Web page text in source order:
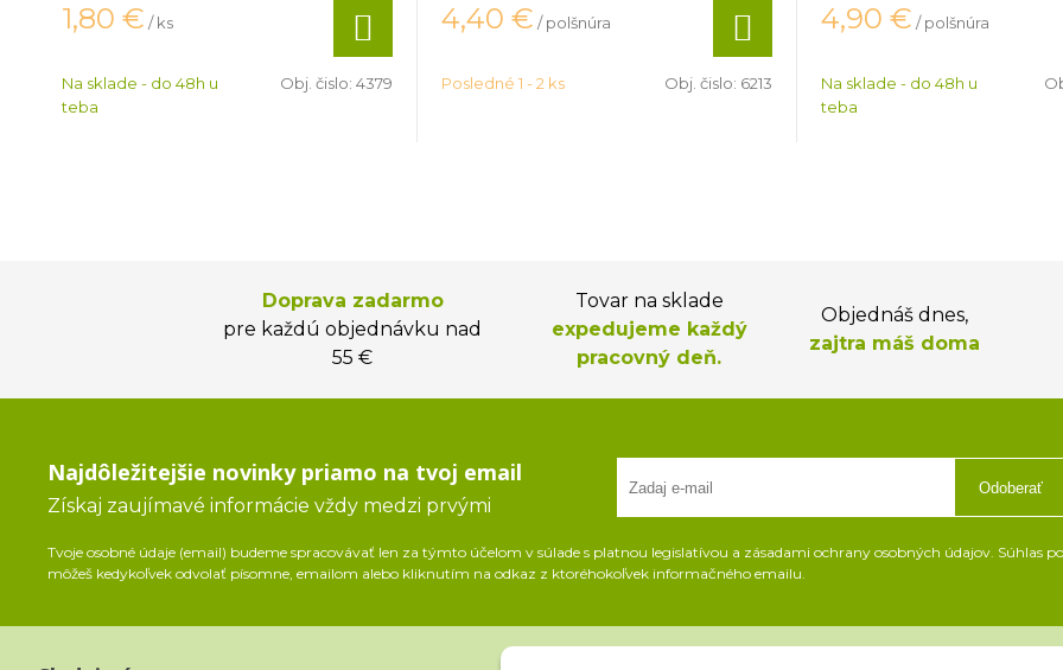
1,80 € / ks
Na sklade - do 48h u
teba
Obj. čislo: 4379
4,40 € / polšnúra
Posledné 1 - 2 ks Obj. čislo: 6213
4,90 € / polšnúra
Na sklade - do 48h u
teba
Doprava zadarmo
pre každú objednávku nad
55 €
Tovar na sklade
expedujeme každý
pracovný deň.
Objednáš dnes,
zajtra máš doma
Najdôležitejšie novinky priamo na tvoj email
Získaj zaujímavé informácie vždy medzi prvými
Odoberať
Tvoje osobné údaje (email) budeme spracovávať len za týmto účelom v súlade s platnou legislatívou a zásadami ochrany osobných údajov. Súhlas
môžeš kedykoľvek odvolať písomne, emailom alebo kliknutím na odkaz z ktoréhokoľvek informačného emailu.